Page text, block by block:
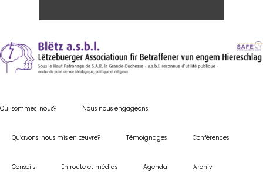
Qui sommes-nous? Nous nous engageons
Qu’avons-nous mis en œuvre? Témoignages Conférences
Conseils En route et médias Agenda Archiv